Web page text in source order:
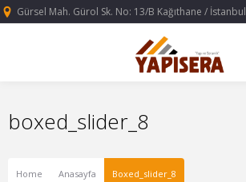
Gürsel Mah. Gürol Sk. No: 13/B Kağıthane / İstanbul
boxed_slider_8
Home Anasayfa Boxed_slider_8